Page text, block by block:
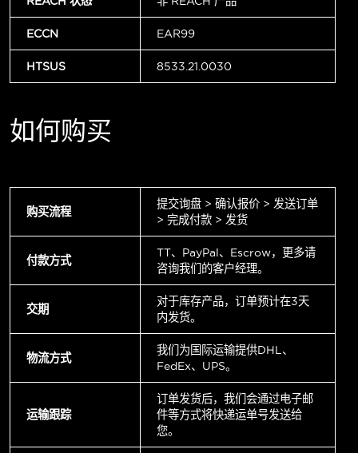
ECCN EAR99
HTSUS 8533.21.0030
如何购买
购买流程
提交询盘 > 确认报价 > 发送订单
> 完成付款 > 发货
付款方式
TT、PayPal、Escrow，更多请
咨询我们的客户经理。
交期
对于库存产品，订单预计在3天
内发货。
物流方式
我们为国际运输提供DHL、
FedEx、UPS。
运输跟踪
订单发货后，我们会通过电子邮
件等方式将快递运单号发送给
您。